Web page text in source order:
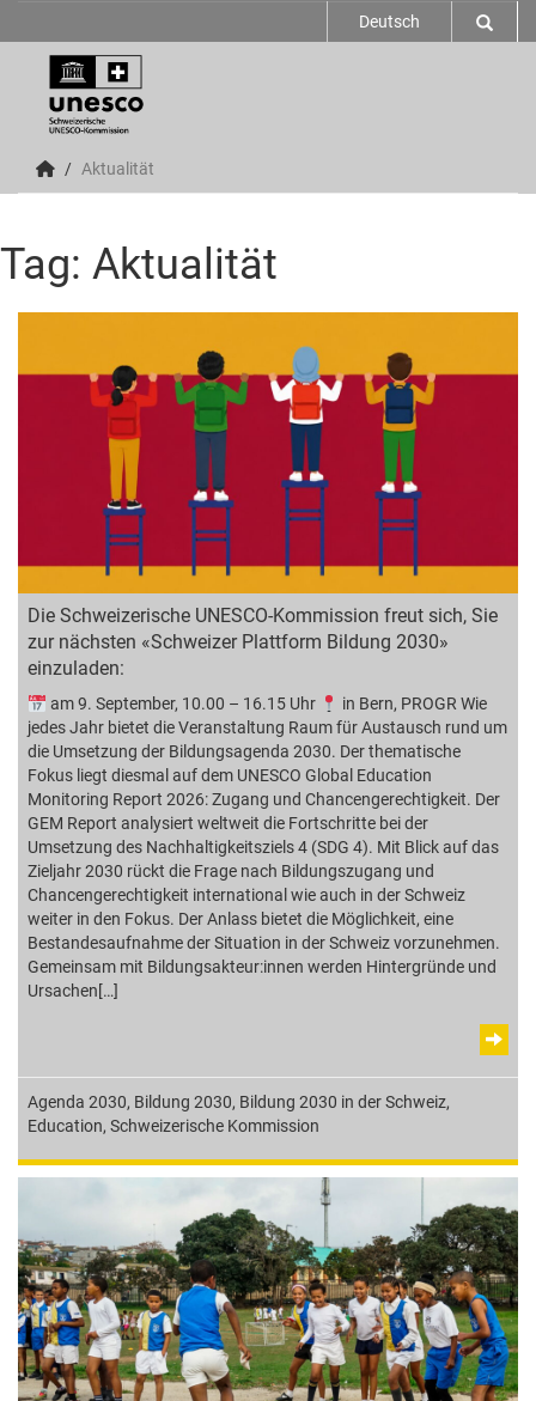
Deutsch
Aktualität
Tag: Aktualität
Die Schweizerische UNESCO-Kommission freut sich, Sie
zur nächsten «Schweizer Plattform Bildung 2030»
einzuladen:
am 9. September, 10.00 – 16.15 Uhr
in Bern, PROGR Wie
jedes Jahr bietet die Veranstaltung Raum für Austausch rund um
die Umsetzung der Bildungsagenda 2030. Der thematische
Fokus liegt diesmal auf dem UNESCO Global Education
Monitoring Report 2026: Zugang und Chancengerechtigkeit. Der
GEM Report analysiert weltweit die Fortschritte bei der
Umsetzung des Nachhaltigkeitsziels 4 (SDG 4). Mit Blick auf das
Zieljahr 2030 rückt die Frage nach Bildungszugang und
Chancengerechtigkeit international wie auch in der Schweiz
weiter in den Fokus. Der Anlass bietet die Möglichkeit, eine
Bestandesaufnahme der Situation in der Schweiz vorzunehmen.
Gemeinsam mit Bildungsakteur:innen werden Hintergründe und
Ursachen[…]
Agenda 2030, Bildung 2030, Bildung 2030 in der Schweiz,
Education, Schweizerische Kommission